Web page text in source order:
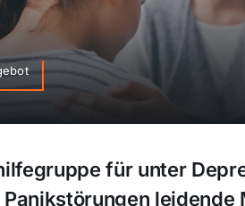
für unter
leidende